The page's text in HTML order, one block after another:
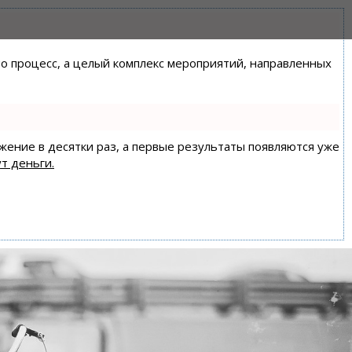
процесс, а целый комплекс мероприятий, направленных
в десятки раз, а первые результаты появляются уже
деньги.